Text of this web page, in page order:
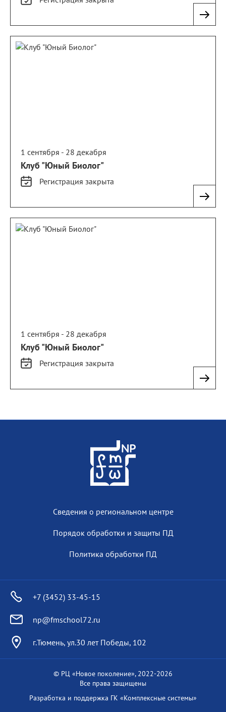
1 сентября - 28 декабря
Клуб "Юный Биолог"
Регистрация закрыта
1 сентября - 28 декабря
Клуб "Юный Биолог"
Регистрация закрыта
Сведения о региональном центре
Порядок обработки и защиты ПД
Политика обработки ПД
+7 (3452) 33-45-15
np@fmschool72.ru
г.Тюмень, ул.30 лет Победы, 102
© РЦ «Новое поколение», 2022-2026
Все права защищены
Разработка и поддержка ГК «Комплексные системы»